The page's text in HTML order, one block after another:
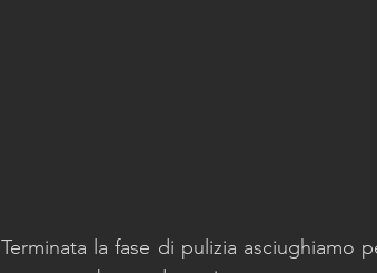
Terminata la fase di pulizia